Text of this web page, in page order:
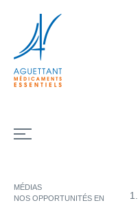
MÉDIAS
NOS OPPORTUNITÉS EN